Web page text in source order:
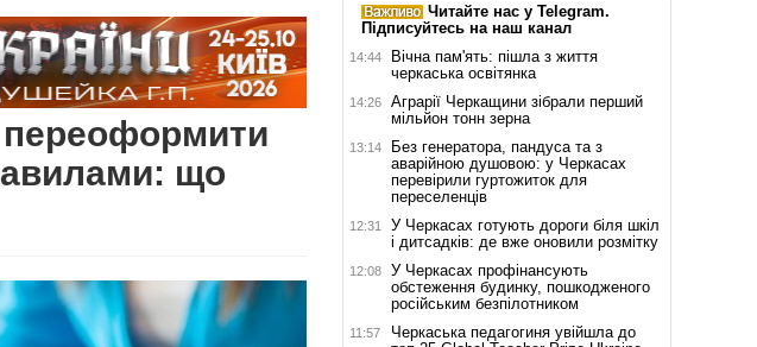
що
Читайте нас у Telegram.
Підписуйтесь на наш канал
14:44
Вічна пам'ять: пішла з життя
черкаська освітянка
14:26
Аграрії Черкащини зібрали перший
мільйон тонн зерна
13:14
Без генератора, пандуса та з
аварійною душовою: у Черкасах
перевірили гуртожиток для
переселенців
12:31
У Черкасах готують дороги біля шкіл
і дитсадків: де вже оновили розмітку
12:08
У Черкасах профінансують
обстеження будинку, пошкодженого
російським безпілотником
11:57
Черкаська педагогиня увійшла до